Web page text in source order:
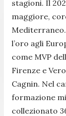
stagioni. Il
maggiore,
l’oro agli
come MVP
Firenze e
Cagnin. Nel
formazione
collezionato